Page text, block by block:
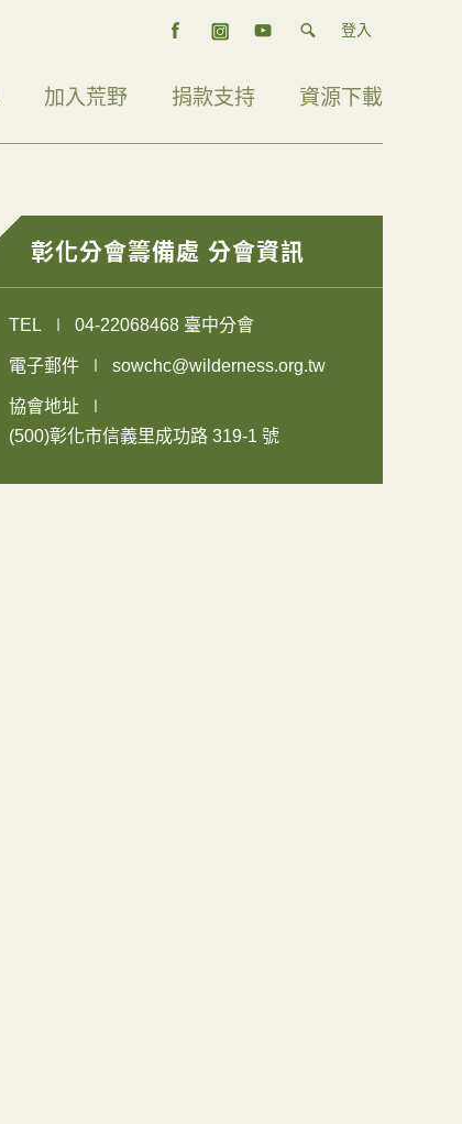
登入
加入荒野 捐款支持 資源下載
彰化分會籌備處 分會資訊
TEL 04-22068468 臺中分會
電子郵件 sowchc@wilderness.org.tw
協會地址
(500)彰化市信義里成功路 319-1 號